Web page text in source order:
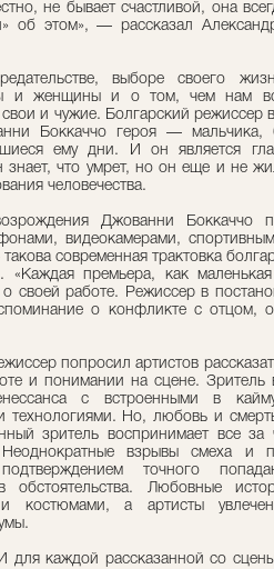
не бывает счастливой, она
об этом», — рассказал
выборе своего
и женщины и о том, чем нам
и чужие. Болгарский режиссер
Боккаччо героя — мальчика,
ему дни. И он является
знает, что умрет, но он еще и не
человечества.
Джованни Боккаччо
видеокамерами,
современная трактовка
«Каждая премьера, как
своей работе. Режиссер в
о конфликте с отцом,
попросил артистов
и понимании на сцене. Зритель
с встроенными в кайму
технологиями. Но, любовь и
зритель воспринимает все за
Неоднократные взрывы смеха и
точного
Любовные
костюмами, а артисты
для каждой рассказанной со